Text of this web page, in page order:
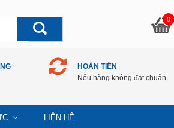
0
HOÀN TIỀN
Nếu hàng không đạt chuẩn
LIÊN HỆ